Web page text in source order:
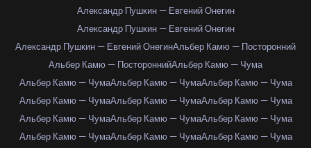
Александр Пушкин — Евгений Онегин
Александр Пушкин — Евгений Онегин
Александр Пушкин — Евгений ОнегинАльбер Камю — Посторонний
Альбер Камю — ПостороннийАльбер Камю — Чума
Альбер Камю — ЧумаАльбер Камю — ЧумаАльбер Камю — Чума
Альбер Камю — ЧумаАльбер Камю — ЧумаАльбер Камю — Чума
Альбер Камю — ЧумаАльбер Камю — ЧумаАльбер Камю — Чума
Альбер Камю — ЧумаАльбер Камю — ЧумаАльбер Камю — Чума